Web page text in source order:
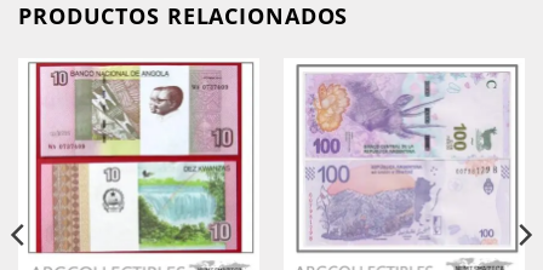
PRODUCTOS RELACIONADOS